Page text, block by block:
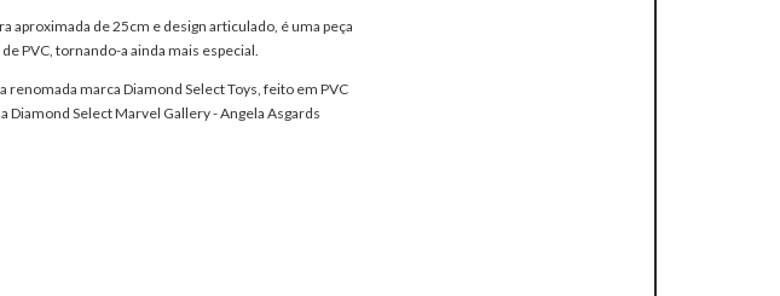
aproximada de 25cm e design articulado, é uma peça
PVC, tornando-a ainda mais especial.
marca Diamond Select Toys, feito em PVC
Diamond Select Marvel Gallery - Angela Asgards